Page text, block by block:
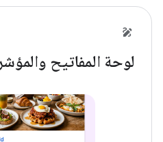
لوحة المفاتيح